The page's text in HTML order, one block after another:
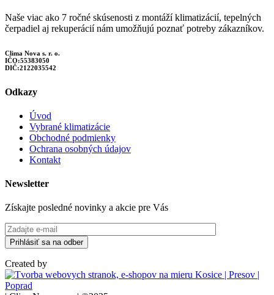
Naše viac ako 7 ročné skúsenosti z montáží klimatizácií, tepelných
čerpadiel aj rekuperácií nám umožňujú poznať potreby zákazníkov.
Clima Nova s. r. o.
IČO:55383050
DIČ:2122035542
Odkazy
Úvod
Vybrané klimatizácie
Obchodné podmienky
Ochrana osobných údajov
Kontakt
Newsletter
Získajte posledné novinky a akcie pre Vás
Created by